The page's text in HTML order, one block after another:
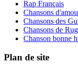
Rap Français
Chansons
Chansons des
Chansons de
Chanson bonne
Plan de site